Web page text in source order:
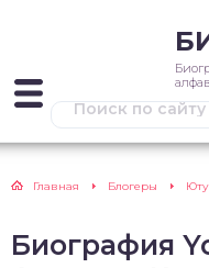
Главная Блогеры
Биография